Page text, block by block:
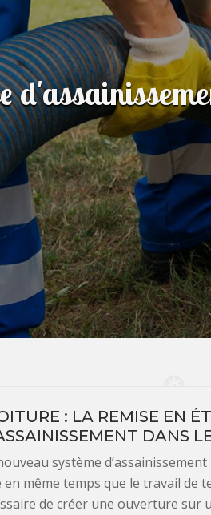
: LA REMISE EN
DANS
système
même temps que le travail de
de créer une ouverture